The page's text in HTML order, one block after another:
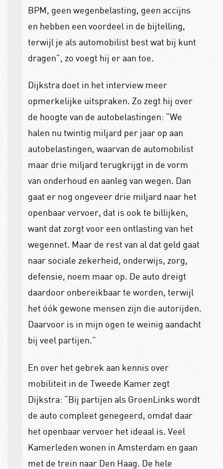
BPM, geen wegenbelasting, geen accijns
en hebben een voordeel in de bijtelling,
terwijl je als automobilist best wat bij kunt
dragen”, zo voegt hij er aan toe.
Dijkstra doet in het interview meer
opmerkelijke uitspraken. Zo zegt hij over
de hoogte van de autobelastingen: “We
halen nu twintig miljard per jaar op aan
autobelastingen, waarvan de automobilist
maar drie miljard terugkrijgt in de vorm
van onderhoud en aanleg van wegen. Dan
gaat er nog ongeveer drie miljard naar het
openbaar vervoer, dat is ook te billijken,
want dat zorgt voor een ontlasting van het
wegennet. Maar de rest van al dat geld gaat
naar sociale zekerheid, onderwijs, zorg,
defensie, noem maar op. De auto dreigt
daardoor onbereikbaar te worden, terwijl
het óók gewone mensen zijn die autorijden.
Daarvoor is in mijn ogen te weinig aandacht
bij veel partijen.”
En over het gebrek aan kennis over
mobiliteit in de Tweede Kamer zegt
Dijkstra: “Bij partijen als GroenLinks wordt
de auto compleet genegeerd, omdat daar
het openbaar vervoer het ideaal is. Veel
Kamerleden wonen in Amsterdam en gaan
met de trein naar Den Haag. De hele